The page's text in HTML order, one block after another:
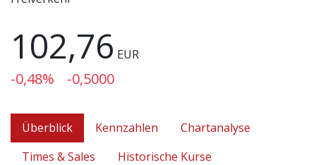
102,76 EUR
-0,48% -0,5000
Überblick Kennzahlen
Chartanalyse
Times & Sales
Historische Kurse